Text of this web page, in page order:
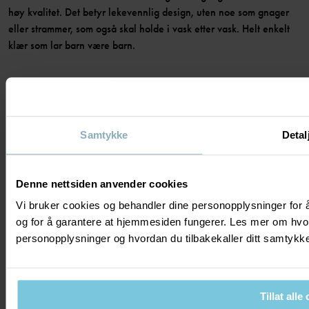
Samtykke
Denne nettsiden anvender cookies
Vi bruker cookies og behandler dine personopplysninger
og for å garantere at hjemmesiden fungerer. Les mer om
personopplysninger og hvordan du tilbakekaller ditt
Tillat alle
høy kvalitet. Det betyr lekevennlig design, uten noe som gnager
eller strammer, som også skal holde i vask etter vask. Helt enkelt
klær som lar barn være barn.
Cookies Kjøpsvilkår Personvernpolicy
Våra butiker | Hitta din närmsta